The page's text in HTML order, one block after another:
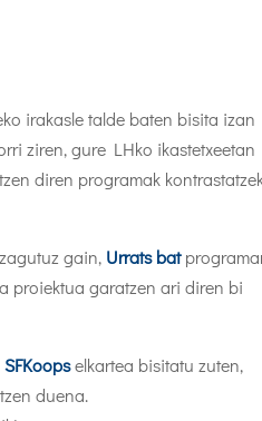
irakasle talde baten bisita izan
ziren, gure LHko ikastetxeetan
diren programak
gain, Urrats bat
proiektua garatzen ari diren bi
SFKoopselkartea bisitatu zuten,
duena.